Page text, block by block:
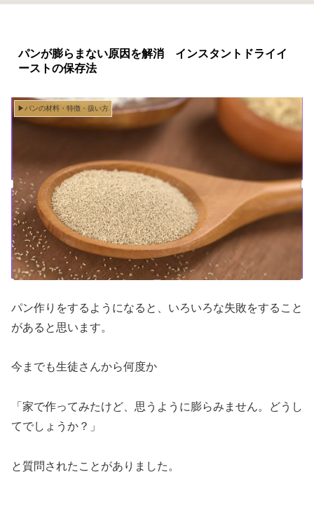
パンが膨らまない原因を解消 インスタントドライイ
ーストの保存法
▶︎パンの材料・特徴・扱い方
パン作りをするようになると、いろいろな失敗をすること
があると思います。
今までも生徒さんから何度か
「家で作ってみたけど、思うように膨らみません。どうし
てでしょうか？」
と質問されたことがありました。